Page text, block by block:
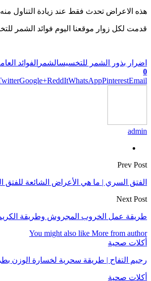
هذه الاعراض تحدث فقط عند زيادة التناول منه
قدمت لكل زوار موقعنا اليوم فوائد الشمر
اضرار بذور الشمر للتخسيسالشمر الفوائد
0
Google+ReddItWhatsAppPinterestEmail
admin
Prev Post
الفتق السري | ما هي الأعراض الشائعة للفتق
Next Post
طريقة عمل الخروب المجروش وطريقة الكريم
You might also like More from author
أكلات صحية
رجيم التفاح | طريقة سحرية لخسارة الوزن
أكلات صحية